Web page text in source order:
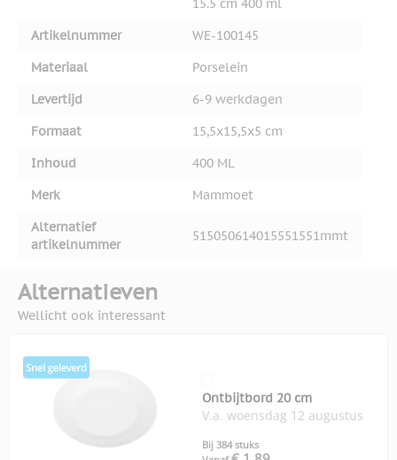
15.5 cm 400 ml
Artikelnummer
WE-100145
Materiaal
Porselein
Levertijd
6-9 werkdagen
Formaat
15,5x15,5x5 cm
Inhoud
400 ML
Merk
Mammoet
Alternatief
artikelnummer
515050614015551551mmt
Alternatieven
Wellicht ook interessant
Ontbijtbord 20 cm
V.a. woensdag 12 augustus
Bij 384 stuks